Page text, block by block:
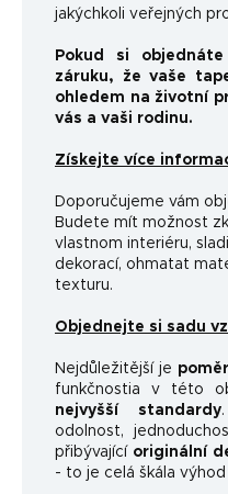
jakýchkoli veřejných
Pokud si
záruku, že vaše
ohledem na životní
vás a vaši rodinu.
Získejte více
Doporučujeme vám
Budete mít možnost
vlastnom interiéru,
dekorací, ohmatat
texturu.
Objednejte si sadu
Nejdůležitější je
funkčnostia v této
nejvyšší standardy.
odolnost,
přibývající originální
- to je celá škála